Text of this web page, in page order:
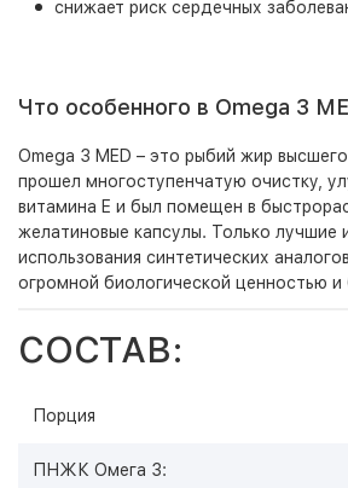
снижает риск сердечных
Что особенного в Omega 3
Omega 3 MED – это рыбий жир
прошел многоступенчатую очистку,
витамина E и был помещен в
желатиновые капсулы. Только лучшие
использования синтетических
огромной биологической ценностью и
СОСТАВ:
Порция
ПНЖК Омега 3: